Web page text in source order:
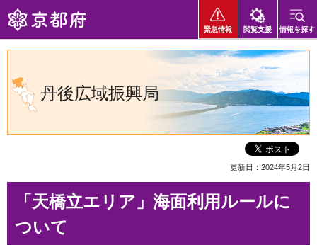
京都府
緊急情報 閲覧支援 情報を探す
丹後広域振興局
更新日：2024年5月2日
「天橋立エリア」海面利用ルールに
ついて